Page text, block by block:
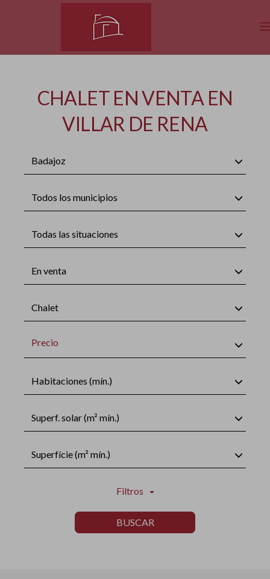
CHALET EN VENTA EN
VILLAR DE RENA
Badajoz
Todos los municipios
Todas las situaciones
En venta
Chalet
Precio
Habitaciones (mín.)
Superf. solar (m² mín.)
Superfície (m² mín.)
Filtros
BUSCAR